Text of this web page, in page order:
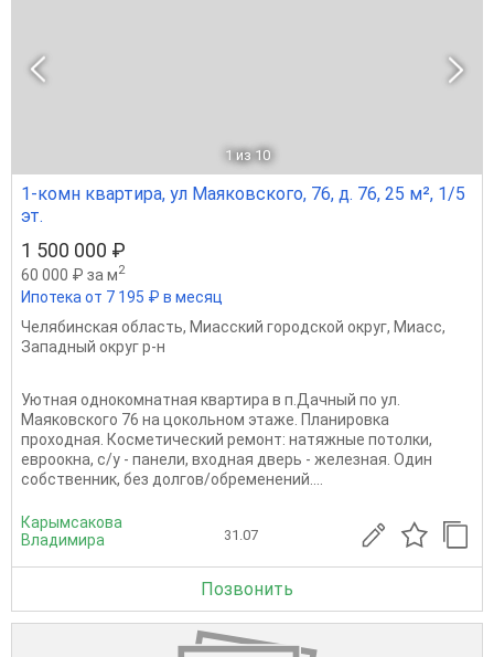
1 из 10
1-комн квартира, ул Маяковского, 76, д. 76, 25 м², 1/5
эт.
1 500 000 ₽
60 000 ₽ за м2
Ипотека от 7 195 ₽ в месяц
Челябинская область, Миасский городской округ, Миасс,
Западный округ р-н
Уютная однокомнатная квартира в п.Дачный по ул.
Маяковского 76 на цокольном этаже. Планировка
проходная. Косметический ремонт: натяжные потолки,
евроокна, с/у - панели, входная дверь - железная. Один
собственник, без долгов/обременений....
Карымсакова
Владимира
31.07
Позвонить